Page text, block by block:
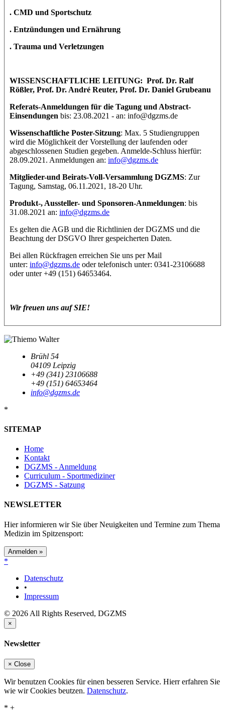
. CMD und Sportschutz
. Entzündungen und Ernährung
. Trauma und Verletzungen
WISSENSCHAFTLICHE LEITUNG: Prof. Dr. Ralf
Rößler, Prof. Dr. André Reuter, Prof. Dr. Daniel Grubeanu
Referats-Anmeldungen für die Tagung und Abstract-
Einsendungen bis: 23.08.2021 - an: info@dgzms.de
Wissenschaftliche Poster-Sitzung: Max. 5 Studiengruppen
wird die Möglichkeit der Vorstellung der laufenden oder
abgeschlossenen Studien gegeben. Anmelde-Schluss hierfür:
28.09.2021. Anmeldungen an: info@dgzms.de
Mitglieder-und Beirats-Voll-Versammlung DGZMS: Zur
Tagung, Samstag, 06.11.2021, 18-20 Uhr.
Produkt-, Aussteller- und Sponsoren-Anmeldungen: bis
31.08.2021 an: info@dgzms.de
Es gelten die AGB und die Richtlinien der DGZMS und die
Beachtung der DSGVO Ihrer gespeicherten Daten.
Bei allen Rückfragen erreichen Sie uns per Mail
unter: info@dgzms.de oder telefonisch unter: 0341-23106688
oder unter +49 (151) 64653464.
Wir freuen uns auf SIE!
Brühl 54
04109 Leipzig
+49 (341) 23106688
+49 (151) 64653464
info@dgzms.de
*
SITEMAP
Home
Kontakt
DGZMS - Anmeldung
Curriculum - Sportmediziner
DGZMS - Satzung
NEWSLETTER
Hier informieren wir Sie über Neuigkeiten und Termine zum Thema
Medizin im Spitzensport:
Anmelden »
*
Datenschutz
•
Impressum
© 2026 All Rights Reserved, DGZMS
×
Newsletter
× Close
Wir benutzen Cookies für einen besseren Service. Hierr erfahren Sie
wie wir Cookies beutzen. Datenschutz.
* +